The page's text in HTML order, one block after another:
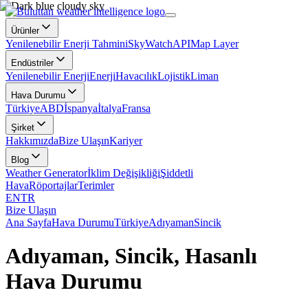
Ürünler
Yenilenebilir Enerji TahminiSkyWatchAPIMap Layer
Endüstriler
Yenilenebilir EnerjiEnerjiHavacılıkLojistikLiman
Hava Durumu
TürkiyeABDİspanyaİtalyaFransa
Şirket
HakkımızdaBize UlaşınKariyer
Blog
Weather Generatorİklim DeğişikliğiŞiddetli
HavaRöportajlarTerimler
ENTR
Bize Ulaşın
Ana SayfaHava DurumuTürkiyeAdıyamanSincik
Adıyaman, Sincik, Hasanlı
Hava Durumu